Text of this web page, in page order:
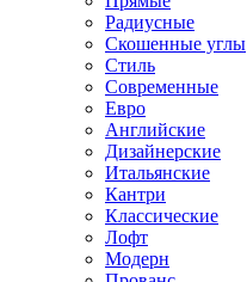
Радиусные
Скошенные углы
Стиль
Современные
Евро
Английские
Дизайнерские
Итальянские
Кантри
Классические
Лофт
Модерн